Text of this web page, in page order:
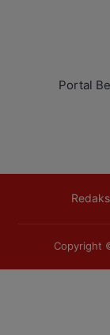
Portal
Copyright